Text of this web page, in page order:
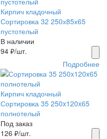
Кирпич кладочный
Сортировка 32 250х85х65
пустотелый
В наличии
94 ₽/шт.
Подробнее
Кирпич кладочный
Сортировка 35 250x120x65
полнотелый
Под заказ
126 ₽/шт.